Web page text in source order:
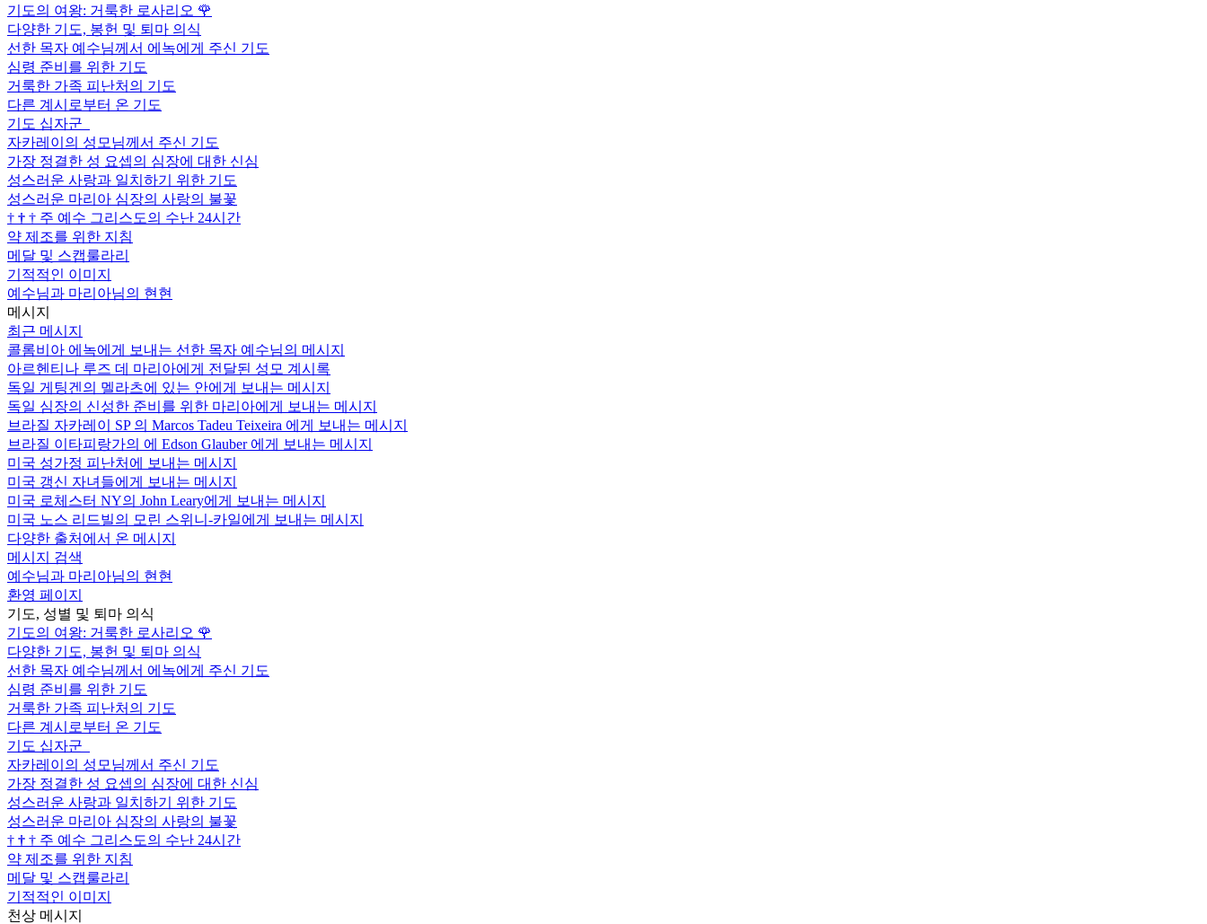
기도의 여왕: 거룩한 로사리오 🌹
다양한 기도, 봉헌 및 퇴마 의식
선한 목자 예수님께서 에녹에게 주신 기도
심령 준비를 위한 기도
거룩한 가족 피난처의 기도
다른 계시로부터 온 기도
기도 십자군
자카레이의 성모님께서 주신 기도
가장 정결한 성 요셉의 심장에 대한 신심
성스러운 사랑과 일치하기 위한 기도
성스러운 마리아 심장의 사랑의 불꽃
† † † 주 예수 그리스도의 수난 24시간
약 제조를 위한 지침
메달 및 스캡룰라리
기적적인 이미지
예수님과 마리아님의 현현
메시지
최근 메시지
콜롬비아 에녹에게 보내는 선한 목자 예수님의 메시지
아르헨티나 루즈 데 마리아에게 전달된 성모 계시록
독일 게팅겐의 멜라츠에 있는 안에게 보내는 메시지
독일 심장의 신성한 준비를 위한 마리아에게 보내는 메시지
브라질 자카레이 SP 의 Marcos Tadeu Teixeira 에게 보내는 메시지
브라질 이타피랑가의 에 Edson Glauber 에게 보내는 메시지
미국 성가정 피난처에 보내는 메시지
미국 갱신 자녀들에게 보내는 메시지
미국 로체스터 NY의 John Leary에게 보내는 메시지
미국 노스 리드빌의 모린 스위니-카일에게 보내는 메시지
다양한 출처에서 온 메시지
메시지 검색
예수님과 마리아님의 현현
환영 페이지
기도, 성별 및 퇴마 의식
기도의 여왕: 거룩한 로사리오 🌹
다양한 기도, 봉헌 및 퇴마 의식
선한 목자 예수님께서 에녹에게 주신 기도
심령 준비를 위한 기도
거룩한 가족 피난처의 기도
다른 계시로부터 온 기도
기도 십자군
자카레이의 성모님께서 주신 기도
가장 정결한 성 요셉의 심장에 대한 신심
성스러운 사랑과 일치하기 위한 기도
성스러운 마리아 심장의 사랑의 불꽃
† † † 주 예수 그리스도의 수난 24시간
약 제조를 위한 지침
메달 및 스캡룰라리
기적적인 이미지
천상 메시지